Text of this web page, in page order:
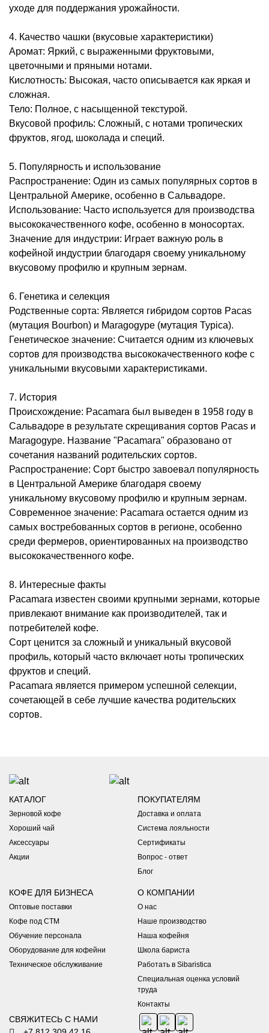
уходе для поддержания урожайности.
4. Качество чашки (вкусовые характеристики)
Аромат: Яркий, с выраженными фруктовыми,
цветочными и пряными нотами.
Кислотность: Высокая, часто описывается как яркая и
сложная.
Тело: Полное, с насыщенной текстурой.
Вкусовой профиль: Сложный, с нотами тропических
фруктов, ягод, шоколада и специй.
5. Популярность и использование
Распространение: Один из самых популярных сортов в
Центральной Америке, особенно в Сальвадоре.
Использование: Часто используется для производства
высококачественного кофе, особенно в моносортах.
Значение для индустрии: Играет важную роль в
кофейной индустрии благодаря своему уникальному
вкусовому профилю и крупным зернам.
6. Генетика и селекция
Родственные сорта: Является гибридом сортов Pacas
(мутация Bourbon) и Maragogype (мутация Typica).
Генетическое значение: Считается одним из ключевых
сортов для производства высококачественного кофе с
уникальными вкусовыми характеристиками.
7. История
Происхождение: Pacamara был выведен в 1958 году в
Сальвадоре в результате скрещивания сортов Pacas и
Maragogype. Название "Pacamara" образовано от
сочетания названий родительских сортов.
Распространение: Сорт быстро завоевал популярность
в Центральной Америке благодаря своему
уникальному вкусовому профилю и крупным зернам.
Современное значение: Pacamara остается одним из
самых востребованных сортов в регионе, особенно
среди фермеров, ориентированных на производство
высококачественного кофе.
8. Интересные факты
Pacamara известен своими крупными зернами, которые
привлекают внимание как производителей, так и
потребителей кофе.
Сорт ценится за сложный и уникальный вкусовой
профиль, который часто включает ноты тропических
фруктов и специй.
Pacamara является примером успешной селекции,
сочетающей в себе лучшие качества родительских
сортов.
КАТАЛОГ
Зерновой кофе
Хороший чай
Аксессуары
Акции
ПОКУПАТЕЛЯМ
Доставка и оплата
Система лояльности
Сертификаты
Вопрос - ответ
Блог
КОФЕ ДЛЯ БИЗНЕСА
Оптовые поставки
Кофе под СТМ
Обучение персонала
Оборудование для кофейни
Техническое обслуживание
О КОМПАНИИ
О нас
Наше производство
Наша кофейня
Школа бариста
Работать в Sibaristica
Специальная оценка условий
труда
Контакты
СВЯЖИТЕСЬ С НАМИ